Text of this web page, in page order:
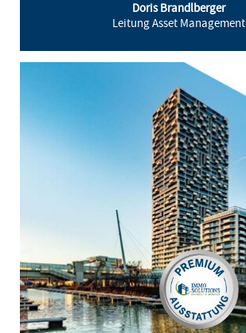
Doris Brandlberger
Leitung Asset Management